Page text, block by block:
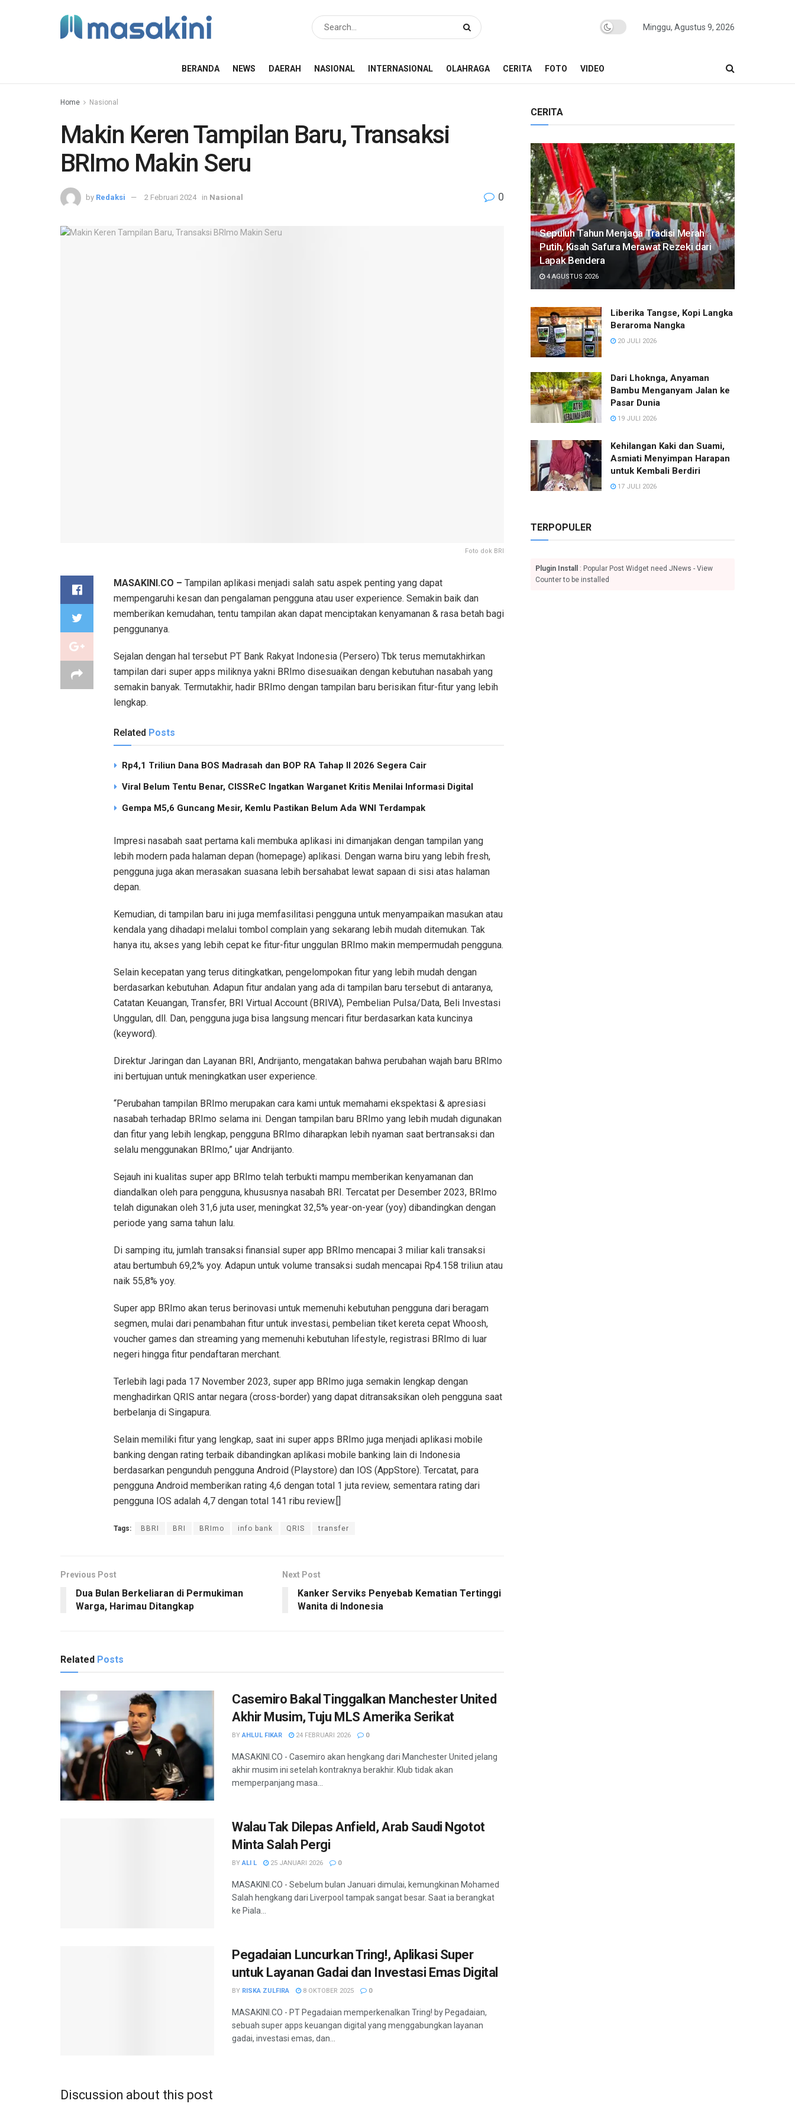
Minggu, Agustus 9, 2026
BERANDA NEWS DAERAH NASIONAL INTERNASIONAL OLAHRAGA CERITA FOTO VIDEO
Home Nasional
Makin Keren Tampilan Baru, Transaksi
BRImo Makin Seru
by Redaksi 2 Februari 2024 in Nasional 0
Foto dok BRI
MASAKINI.CO – Tampilan aplikasi menjadi salah satu aspek penting yang dapat
mempengaruhi kesan dan pengalaman pengguna atau user experience. Semakin baik dan
memberikan kemudahan, tentu tampilan akan dapat menciptakan kenyamanan & rasa betah bagi
penggunanya.
Sejalan dengan hal tersebut PT Bank Rakyat Indonesia (Persero) Tbk terus memutakhirkan
tampilan dari super apps miliknya yakni BRImo disesuaikan dengan kebutuhan nasabah yang
semakin banyak. Termutakhir, hadir BRImo dengan tampilan baru berisikan fitur-fitur yang lebih
lengkap.
Related Posts
Rp4,1 Triliun Dana BOS Madrasah dan BOP RA Tahap II 2026 Segera Cair
Viral Belum Tentu Benar, CISSReC Ingatkan Warganet Kritis Menilai Informasi Digital
Gempa M5,6 Guncang Mesir, Kemlu Pastikan Belum Ada WNI Terdampak
Impresi nasabah saat pertama kali membuka aplikasi ini dimanjakan dengan tampilan yang
lebih modern pada halaman depan (homepage) aplikasi. Dengan warna biru yang lebih fresh,
pengguna juga akan merasakan suasana lebih bersahabat lewat sapaan di sisi atas halaman
depan.
Kemudian, di tampilan baru ini juga memfasilitasi pengguna untuk menyampaikan masukan atau
kendala yang dihadapi melalui tombol complain yang sekarang lebih mudah ditemukan. Tak
hanya itu, akses yang lebih cepat ke fitur-fitur unggulan BRImo makin mempermudah pengguna.
Selain kecepatan yang terus ditingkatkan, pengelompokan fitur yang lebih mudah dengan
berdasarkan kebutuhan. Adapun fitur andalan yang ada di tampilan baru tersebut di antaranya,
Catatan Keuangan, Transfer, BRI Virtual Account (BRIVA), Pembelian Pulsa/Data, Beli Investasi
Unggulan, dll. Dan, pengguna juga bisa langsung mencari fitur berdasarkan kata kuncinya
(keyword).
Direktur Jaringan dan Layanan BRI, Andrijanto, mengatakan bahwa perubahan wajah baru BRImo
ini bertujuan untuk meningkatkan user experience.
“Perubahan tampilan BRImo merupakan cara kami untuk memahami ekspektasi & apresiasi
nasabah terhadap BRImo selama ini. Dengan tampilan baru BRImo yang lebih mudah digunakan
dan fitur yang lebih lengkap, pengguna BRImo diharapkan lebih nyaman saat bertransaksi dan
selalu menggunakan BRImo,” ujar Andrijanto.
Sejauh ini kualitas super app BRImo telah terbukti mampu memberikan kenyamanan dan
diandalkan oleh para pengguna, khususnya nasabah BRI. Tercatat per Desember 2023, BRImo
telah digunakan oleh 31,6 juta user, meningkat 32,5% year-on-year (yoy) dibandingkan dengan
periode yang sama tahun lalu.
Di samping itu, jumlah transaksi finansial super app BRImo mencapai 3 miliar kali transaksi
atau bertumbuh 69,2% yoy. Adapun untuk volume transaksi sudah mencapai Rp4.158 triliun atau
naik 55,8% yoy.
Super app BRImo akan terus berinovasi untuk memenuhi kebutuhan pengguna dari beragam
segmen, mulai dari penambahan fitur untuk investasi, pembelian tiket kereta cepat Whoosh,
voucher games dan streaming yang memenuhi kebutuhan lifestyle, registrasi BRImo di luar
negeri hingga fitur pendaftaran merchant.
Terlebih lagi pada 17 November 2023, super app BRImo juga semakin lengkap dengan
menghadirkan QRIS antar negara (cross-border) yang dapat ditransaksikan oleh pengguna saat
berbelanja di Singapura.
Selain memiliki fitur yang lengkap, saat ini super apps BRImo juga menjadi aplikasi mobile
banking dengan rating terbaik dibandingkan aplikasi mobile banking lain di Indonesia
berdasarkan pengunduh pengguna Android (Playstore) dan IOS (AppStore). Tercatat, para
pengguna Android memberikan rating 4,6 dengan total 1 juta review, sementara rating dari
pengguna IOS adalah 4,7 dengan total 141 ribu review.[]
Tags: BBRI BRI BRImo info bank QRIS transfer
Previous Post
Dua Bulan Berkeliaran di Permukiman
Warga, Harimau Ditangkap
Next Post
Kanker Serviks Penyebab Kematian Tertinggi
Wanita di Indonesia
Related Posts
Casemiro Bakal Tinggalkan Manchester United
Akhir Musim, Tuju MLS Amerika Serikat
BY AHLUL FIKAR 24 FEBRUARI 2026 0
MASAKINI.CO - Casemiro akan hengkang dari Manchester United jelang
akhir musim ini setelah kontraknya berakhir. Klub tidak akan
memperpanjang masa...
Walau Tak Dilepas Anfield, Arab Saudi Ngotot
Minta Salah Pergi
BY ALI L 25 JANUARI 2026 0
MASAKINI.CO - Sebelum bulan Januari dimulai, kemungkinan Mohamed
Salah hengkang dari Liverpool tampak sangat besar. Saat ia berangkat
ke Piala...
Pegadaian Luncurkan Tring!, Aplikasi Super
untuk Layanan Gadai dan Investasi Emas Digital
BY RISKA ZULFIRA 8 OKTOBER 2025 0
MASAKINI.CO - PT Pegadaian memperkenalkan Tring! by Pegadaian,
sebuah super apps keuangan digital yang menggabungkan layanan
gadai, investasi emas, dan...
Discussion about this post
CERITA
Sepuluh Tahun Menjaga Tradisi Merah
Putih, Kisah Safura Merawat Rezeki dari
Lapak Bendera
4 AGUSTUS 2026
Liberika Tangse, Kopi Langka
Beraroma Nangka
20 JULI 2026
Dari Lhoknga, Anyaman
Bambu Menganyam Jalan ke
Pasar Dunia
19 JULI 2026
Kehilangan Kaki dan Suami,
Asmiati Menyimpan Harapan
untuk Kembali Berdiri
17 JULI 2026
TERPOPULER
Plugin Install
: Popular Post Widget need JNews - View
Counter to be installed